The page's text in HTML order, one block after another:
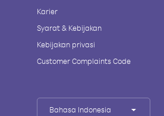
Karier
Syarat & Kebijakan
Kebijakan privasi
Customer Complaints Code
Bahasa Indonesia